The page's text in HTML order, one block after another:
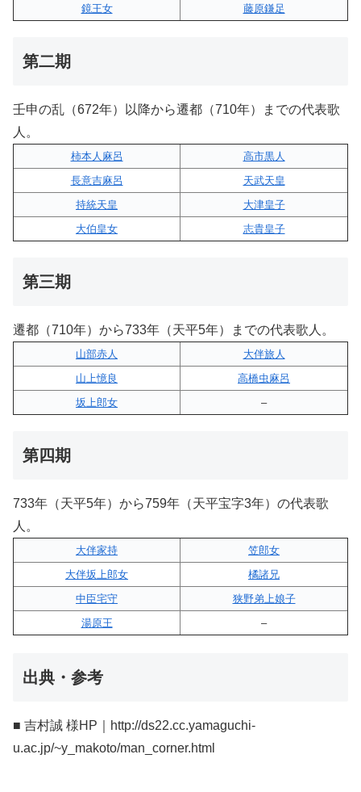
鏡王女
藤原鎌足
第二期
壬申の乱（672年）以降から遷都（710年）までの代表歌
人。
柿本人麻呂
高市黒人
長意吉麻呂
天武天皇
持統天皇
大津皇子
大伯皇女
志貴皇子
第三期
遷都（710年）から733年（天平5年）までの代表歌人。
山部赤人
大伴旅人
山上憶良
高橋虫麻呂
坂上郎女
–
第四期
733年（天平5年）から759年（天平宝字3年）の代表歌
人。
大伴家持
笠郎女
大伴坂上郎女
橘諸兄
中臣宅守
狭野弟上娘子
湯原王
–
出典・参考
■ 吉村誠 様HP｜http://ds22.cc.yamaguchi-
u.ac.jp/~y_makoto/man_corner.html